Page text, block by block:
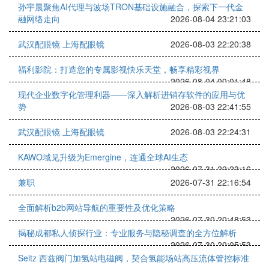
孙宇晨聚焦AI代理与波场TRON基础设施融合，探索下一代金
融网络走向
2026-08-04 23:21:03
武汉配眼镜 上海配眼镜 2026-08-03 22:20:38
福利影院：打造您的专属影视快乐天堂，畅享精彩视界
2026-08-04 00:01:48
现代企业数字化管理利器——深入解析进销存软件的应用与优
势
2026-08-03 22:41:55
武汉配眼镜 上海配眼镜 2026-08-03 22:24:31
KAWO域见升级为Emergine，连通全球AI生态
2026-07-31 22:23:16
兼职
2026-07-31 22:16:54
全面解析b2b网站导航的重要性及优化策略
2026-07-30 20:48:53
揭秘成都私人侦探行业：专业服务与隐秘调查的全方位解析
2026-07-30 20:05:53
Seitz 西兹阀门加氢站电磁阀，契合氢能场站高压流体管控标准